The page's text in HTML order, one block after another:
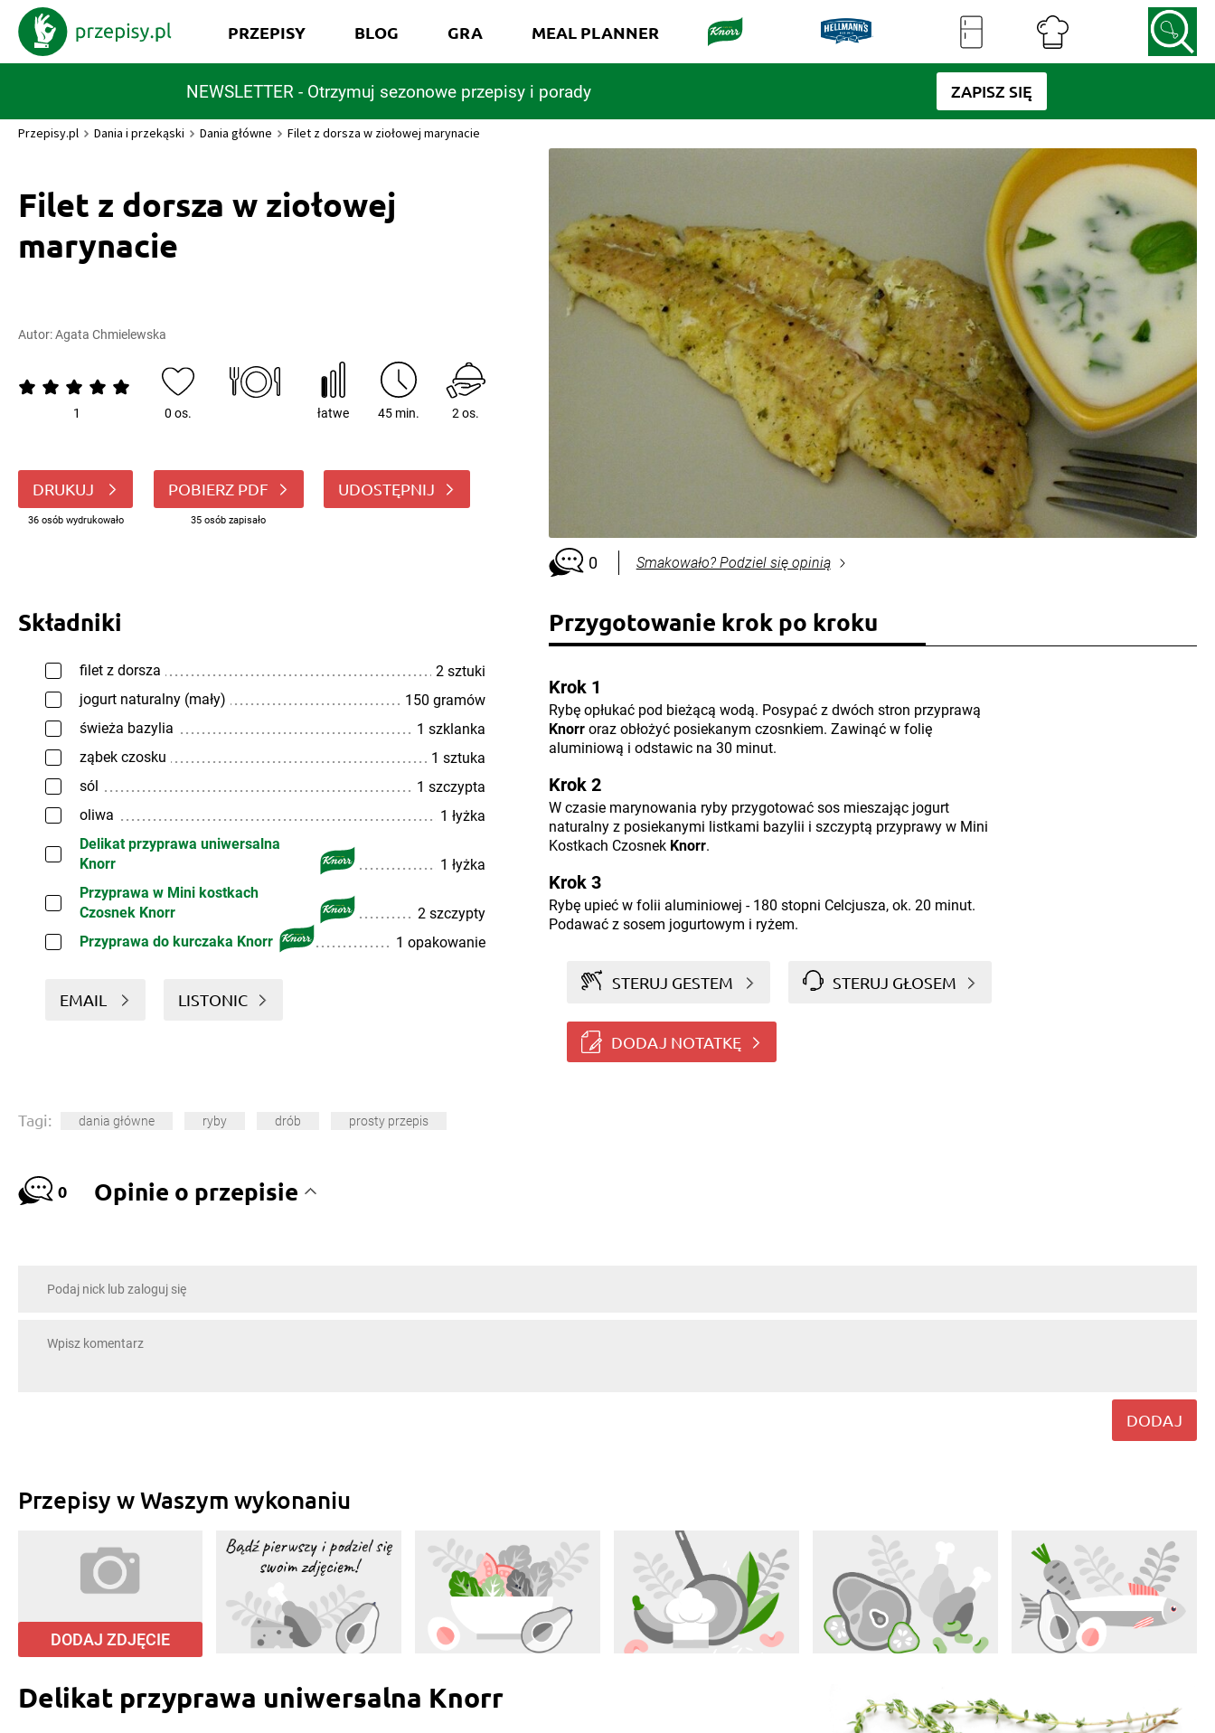
NEWSLETTER - Otrzymuj sezonowe przepisy i porady ZAPISZ SIĘ
PRZEPISY BLOG GRA MEAL PLANNER
Przepisy.pl Dania i przekąski Dania główne Filet z dorsza w ziołowej marynacie
Filet z dorsza w ziołowej
marynacie
Autor:Agata Chmielewska
1 0 os. łatwe 45 min. 2 os.
DRUKUJ
36 osób wydrukowało
POBIERZ PDF
35 osób zapisało
UDOSTĘPNIJ
0 Smakowało? Podziel się opinią
Składniki
filet z dorsza
2 sztuki
jogurt naturalny (mały)
150 gramów
świeża bazylia
1 szklanka
ząbek czosku
1 sztuka
sól
1 szczypta
oliwa
1 łyżka
Delikat przyprawa uniwersalna
Knorr
1 łyżka
Przyprawa w Mini kostkach
Czosnek Knorr
2 szczypty
Przyprawa do kurczaka Knorr
1 opakowanie
EMAIL LISTONIC
Przygotowanie krok po kroku
Krok 1
Rybę opłukać pod bieżącą wodą. Posypać z dwóch stron przyprawą
Knorroraz obłożyć posiekanym czosnkiem. Zawinąć w folię
aluminiową i odstawic na 30 minut.
Krok 2
W czasie marynowania ryby przygotować sos mieszając jogurt
naturalny z posiekanymi listkami bazylii i szczyptą przyprawy w Mini
Kostkach Czosnek Knorr.
Krok 3
Rybę upieć w folii aluminiowej - 180 stopni Celcjusza, ok. 20 minut.
Podawać z sosem jogurtowym i ryżem.
STERUJ GESTEM STERUJ GŁOSEM
DODAJ NOTATKĘ
Tagi: dania główne ryby drób prosty przepis
0 Opinie o przepisie
DODAJ
Przepisy w Waszym wykonaniu
DODAJ ZDJĘCIE
Delikat przyprawa uniwersalna Knorr